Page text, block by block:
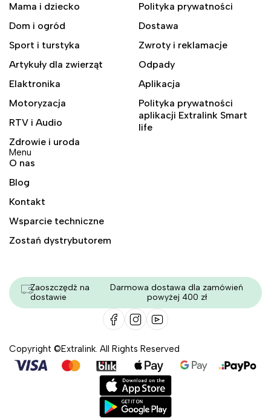
Mama i dziecko
Dom i ogród
Sport i turstyka
Artykuły dla zwierząt
Elaktronika
Motoryzacja
RTV i Audio
Zdrowie i uroda
Polityka prywatności
Dostawa
Zwroty i reklamacje
Odpady
Aplikacja
Polityka prywatności
aplikacji Extralink Smart
life
Menu
O nas
Blog
Kontakt
Wsparcie techniczne
Zostań dystrybutorem
Zaoszczędź na
dostawie
Darmowa dostawa dla zamówień
powyżej 400 zł
Copyright ©Extralink. All Rights Reserved